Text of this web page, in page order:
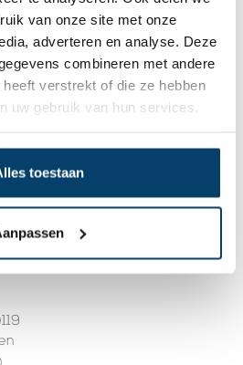
van onze site met onze
adverteren en analyse. Deze
combineren met andere
verstrekt of die ze hebben
uw gebruik van hun services.
toestaan
4043MV Opheusden